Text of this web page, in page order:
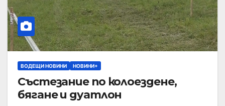
ВОДЕЩИ НОВИНИ НОВИНИ+
Състезание по колоездене,
бягане и дуатлон